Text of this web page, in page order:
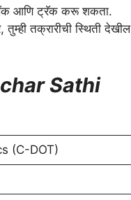
आणि ट्रॅक करू शकता.
तुम्ही तक्रारीची स्थिती देखील
Sathi
(C-DOT)